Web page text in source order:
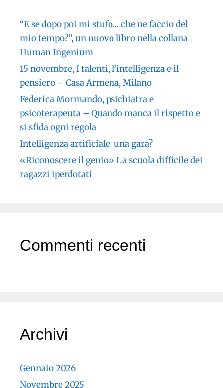
“E se dopo poi mi stufo… che ne faccio del
mio tempo?”, un nuovo libro nella collana
Human Ingenium
15 novembre, I talenti, l’intelligenza e il
pensiero – Casa Armena, Milano
Federica Mormando, psichiatra e
psicoterapeuta – Quando manca il rispetto e
si sfida ogni regola
Intelligenza artificiale: una gara?
«Riconoscere il genio» La scuola difficile dei
ragazzi iperdotati
Commenti recenti
Archivi
Gennaio 2026
Novembre 2025